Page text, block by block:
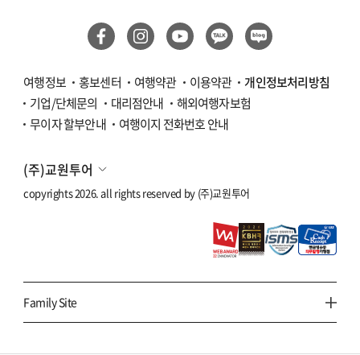
여행정보 홍보센터 여행약관 이용약관
개인정보처리방침
기업/단체문의
대리점안내
해외여행자보험
무이자 할부안내
여행이지 전화번호 안내
(주)교원투어
copyrights 2026. all rights reserved by (주)교원투어
Family Site